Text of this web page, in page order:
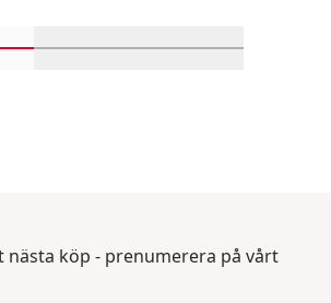
nästa köp - prenumerera på vårt